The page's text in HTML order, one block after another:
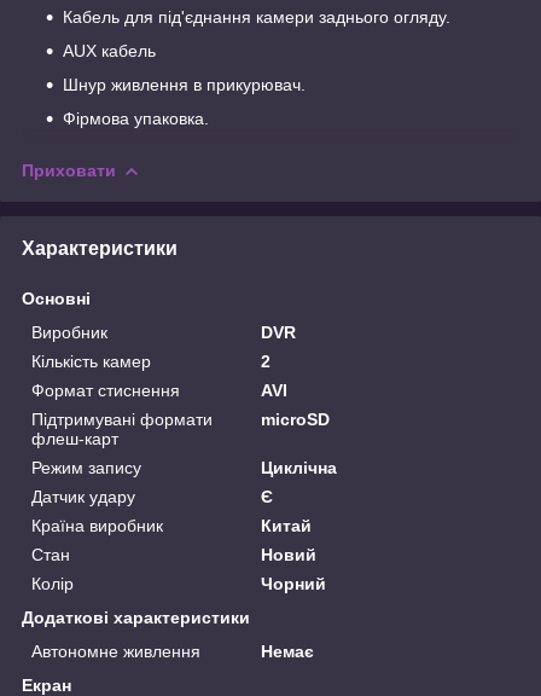
Кабель для під'єднання камери заднього огляду.
AUX кабель
Шнур живлення в прикурювач.
Фірмова упаковка.
Приховати
Характеристики
Основні
Виробник
DVR
Кількість камер
2
Формат стиснення
AVI
Підтримувані формати
флеш-карт
microSD
Режим запису
Циклічна
Датчик удару
Є
Країна виробник
Китай
Стан
Новий
Колір
Чорний
Додаткові характеристики
Автономне живлення
Немає
Екран